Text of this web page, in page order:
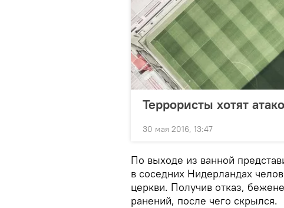
Террористы хотят
30 мая 2016, 13:47
По выходе из ванной
в соседних Нидерландах
церкви. Получив отказ,
ранений, после чего скрылся.